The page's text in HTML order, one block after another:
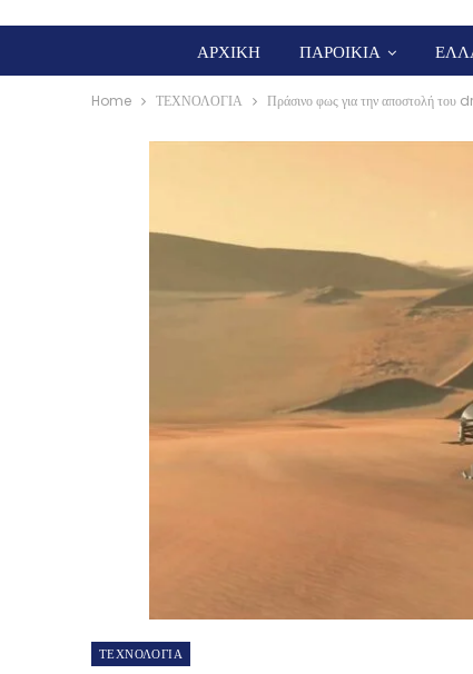
ΑΡΧΙΚΗ ΠΑΡΟΙΚΙΑ
Home ΤΕΧΝΟΛΟΓΙΑ Πράσινο φως για την αποστολή του
ΤΕΧΝΟΛΟΓΙΑ